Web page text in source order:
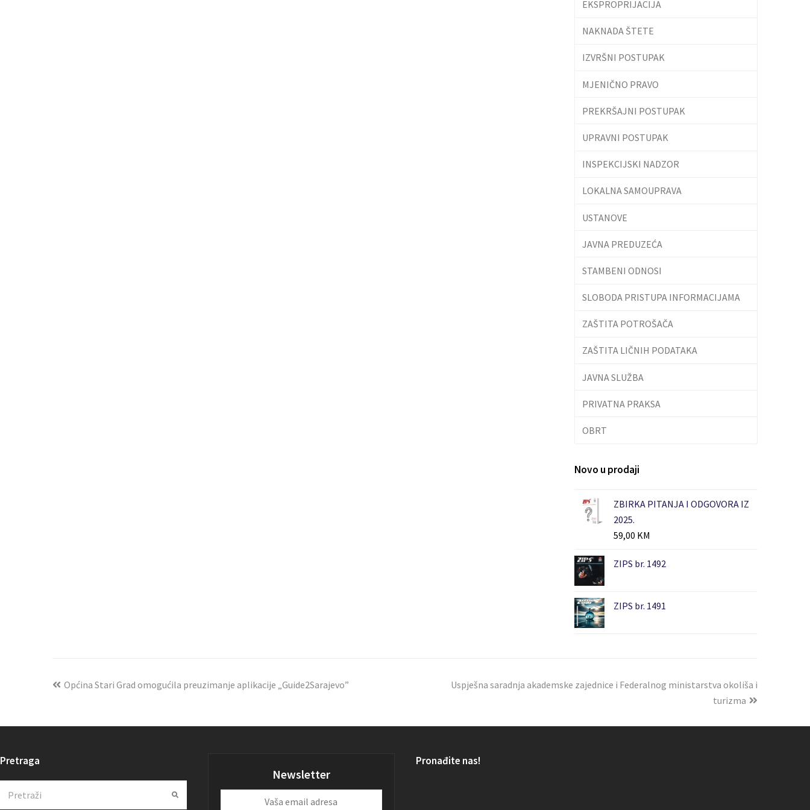
EKSPROPRIJACIJA
NAKNADA ŠTETE
IZVRŠNI POSTUPAK
MJENIČNO PRAVO
PREKRŠAJNI POSTUPAK
UPRAVNI POSTUPAK
INSPEKCIJSKI NADZOR
LOKALNA SAMOUPRAVA
USTANOVE
JAVNA PREDUZEĆA
STAMBENI ODNOSI
SLOBODA PRISTUPA INFORMACIJAMA
ZAŠTITA POTROŠAČA
ZAŠTITA LIČNIH PODATAKA
JAVNA SLUŽBA
PRIVATNA PRAKSA
OBRT
Novo u prodaji
ZBIRKA PITANJA I ODGOVORA IZ
2025.
59,00 KM
ZIPS br. 1492
ZIPS br. 1491
Općina Stari Grad omogućila preuzimanje aplikacije „Guide2Sarajevo”
Uspješna saradnja akademske zajednice i Federalnog ministarstva okoliša i
turizma
Pretraga
Submit
Newsletter
Pronađite nas!